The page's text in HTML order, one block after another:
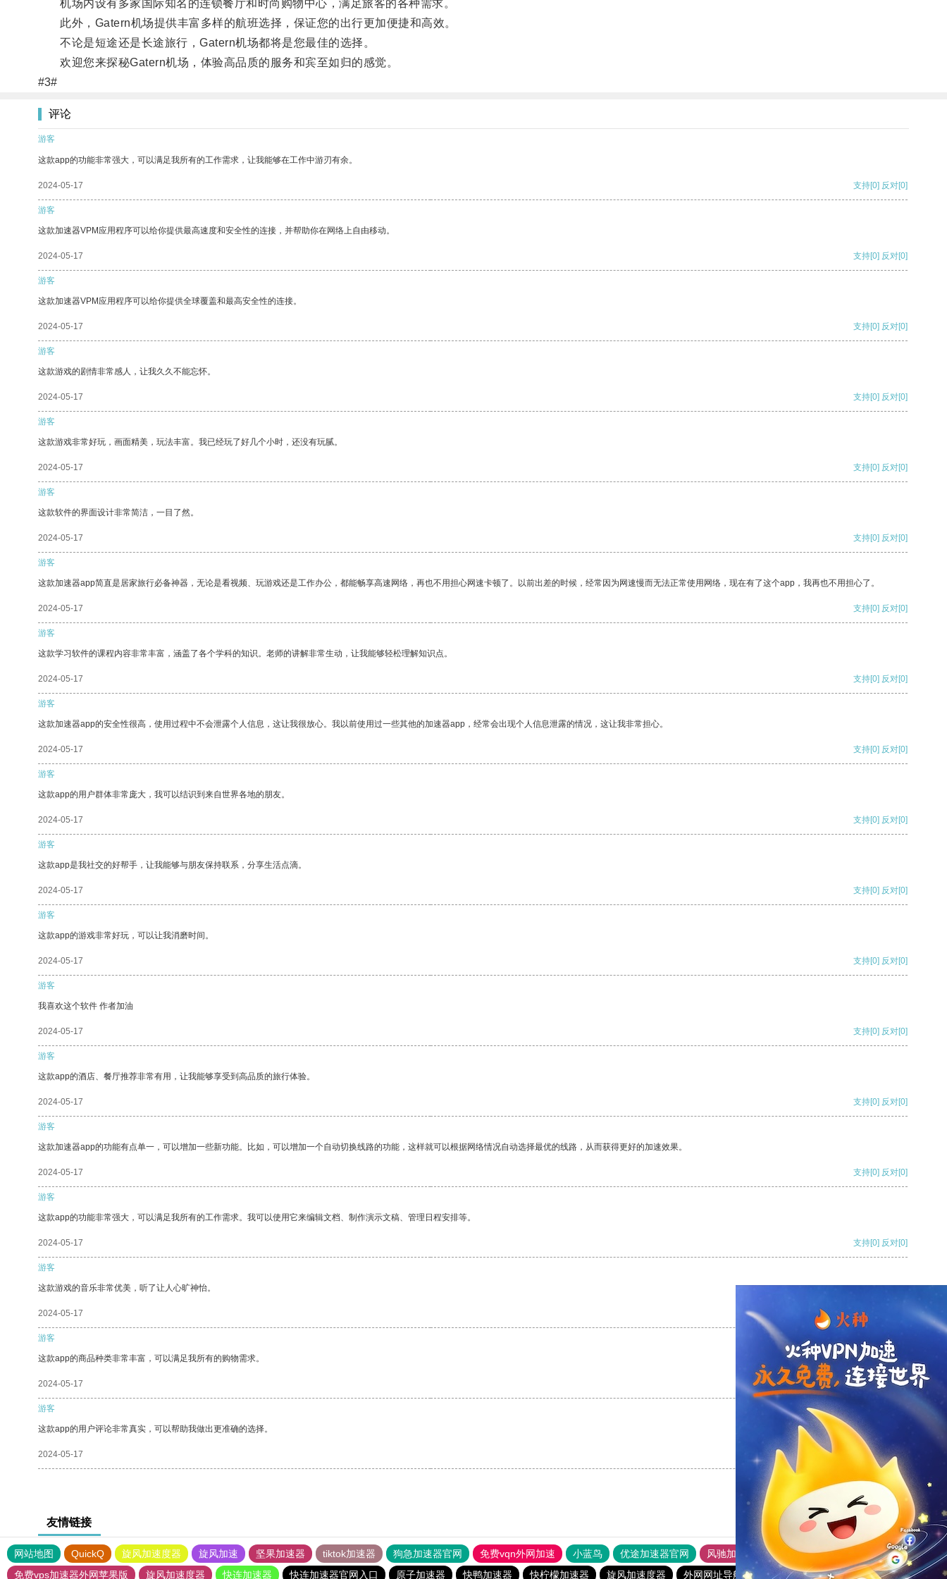
机场内设有多家国际知名的连锁餐厅和时尚购物中心，满足旅客的各种需求。
此外，Gatern机场提供丰富多样的航班选择，保证您的出行更加便捷和高效。
不论是短途还是长途旅行，Gatern机场都将是您最佳的选择。
欢迎您来探秘Gatern机场，体验高品质的服务和宾至如归的感觉。
#3#
评论
游客
这款app的功能非常强大，可以满足我所有的工作需求，让我能够在工作中游刃有余。
2024-05-17 支持[0] 反对[0]
游客
这款加速器VPM应用程序可以给你提供最高速度和安全性的连接，并帮助你在网络上自由移动。
2024-05-17 支持[0] 反对[0]
游客
这款加速器VPM应用程序可以给你提供全球覆盖和最高安全性的连接。
2024-05-17 支持[0] 反对[0]
游客
这款游戏的剧情非常感人，让我久久不能忘怀。
2024-05-17 支持[0] 反对[0]
游客
这款游戏非常好玩，画面精美，玩法丰富。我已经玩了好几个小时，还没有玩腻。
2024-05-17 支持[0] 反对[0]
游客
这款软件的界面设计非常简洁，一目了然。
2024-05-17 支持[0] 反对[0]
游客
这款加速器app简直是居家旅行必备神器，无论是看视频、玩游戏还是工作办公，都能畅享高速网络，再也不用担心网速卡顿了。以前出差的时候，经常因为网速慢而无法正常使用网络，现在有了这个app，我再也不用担心了。
2024-05-17 支持[0] 反对[0]
游客
这款学习软件的课程内容非常丰富，涵盖了各个学科的知识。老师的讲解非常生动，让我能够轻松理解知识点。
2024-05-17 支持[0] 反对[0]
游客
这款加速器app的安全性很高，使用过程中不会泄露个人信息，这让我很放心。我以前使用过一些其他的加速器app，经常会出现个人信息泄露的情况，这让我非常担心。
2024-05-17 支持[0] 反对[0]
游客
这款app的用户群体非常庞大，我可以结识到来自世界各地的朋友。
2024-05-17 支持[0] 反对[0]
游客
这款app是我社交的好帮手，让我能够与朋友保持联系，分享生活点滴。
2024-05-17 支持[0] 反对[0]
游客
这款app的游戏非常好玩，可以让我消磨时间。
2024-05-17 支持[0] 反对[0]
游客
我喜欢这个软件 作者加油
2024-05-17 支持[0] 反对[0]
游客
这款app的酒店、餐厅推荐非常有用，让我能够享受到高品质的旅行体验。
2024-05-17 支持[0] 反对[0]
游客
这款加速器app的功能有点单一，可以增加一些新功能。比如，可以增加一个自动切换线路的功能，这样就可以根据网络情况自动选择最优的线路，从而获得更好的加速效果。
2024-05-17 支持[0] 反对[0]
游客
这款app的功能非常强大，可以满足我所有的工作需求。我可以使用它来编辑文档、制作演示文稿、管理日程安排等。
2024-05-17 支持[0] 反对[0]
游客
这款游戏的音乐非常优美，听了让人心旷神怡。
2024-05-17 支持
游客
这款app的商品种类非常丰富，可以满足我所有的购物需求。
2024-05-17 支持[0] 反对[0]
游客
这款app的用户评论非常真实，可以帮助我做出更准确的选择。
2024-05-17 支持[0] 反对[0]
友情链接
网站地图 QuickQ 旋风加速度器 旋风加速 坚果加速器 tiktok加速器 狗急加速器官网 免费vqn外网加速 小蓝鸟 优途加速器官网 风驰加速器
旋风加速器
免费vps加速器外网苹果版
旋风加速度器 快连加速器 快连加速器官网入口 原子加速器 快鸭加速器 快柠檬加速器 旋风加速度器 外网网址导航 软件中心 银河加速器